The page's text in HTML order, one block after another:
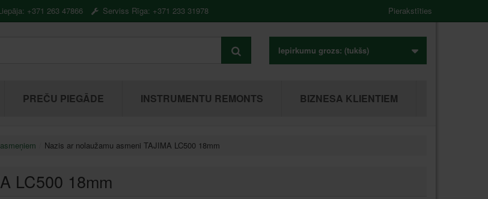
+371 263 47866 Serviss Rīga: +371 233 31978 Pierakstīties
Iepirkumu grozs: (tukšs)
PREČU PIEGĀDE INSTRUMENTU REMONTS BIZNESA KLIENTIEM
Nazis ar nolaužamu asmeni TAJIMA LC500 18mm
LC500 18mm